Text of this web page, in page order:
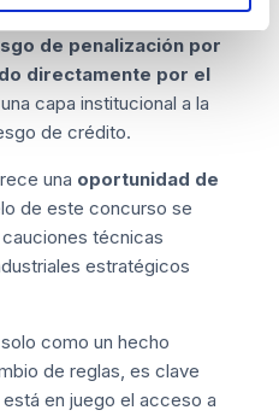
de penalización por
directamente por el
capa institucional a la
de crédito.
una oportunidad de
de este concurso se
técnicas
estratégicos
como un hecho
de reglas, es clave
en juego el acceso a